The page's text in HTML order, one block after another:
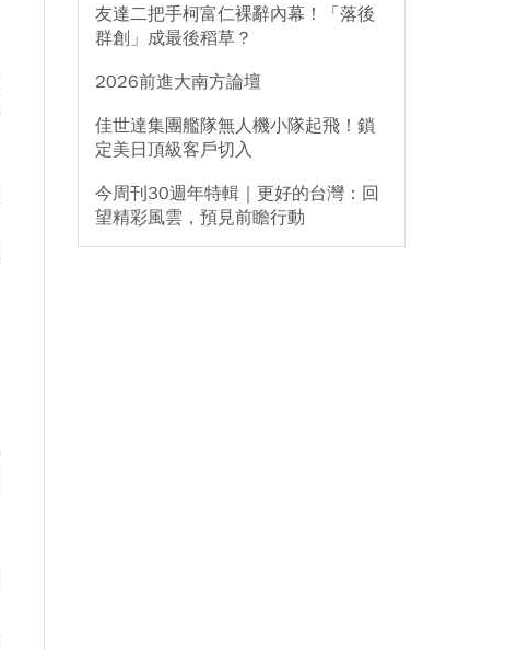
友達二把手柯富仁裸辭內幕！「落後
群創」成最後稻草？
2026前進大南方論壇
佳世達集團艦隊無人機小隊起飛！鎖
定美日頂級客戶切入
今周刊30週年特輯｜更好的台灣：回
望精彩風雲，預見前瞻行動